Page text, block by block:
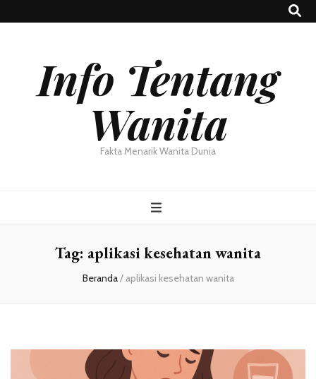
Info Tentang
Wanita
Fakta Menarik Wanita Dunia
Tag: aplikasi kesehatan wanita
Beranda/ aplikasi kesehatan wanita